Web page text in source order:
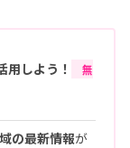
用しよう！
無
の最新情報が